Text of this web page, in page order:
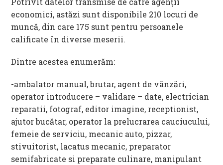
economici, astăzi sunt disponibile 210 locuri de
muncă, din care 175 sunt pentru persoanele
calificate în diverse meserii.
Dintre acestea enumerăm:
-ambalator manual, brutar, agent de vânzări,
operator introducere – validare – date, electrician
reparatii, fotograf, editor imagine, receptionist,
ajutor bucătar, operator la prelucrarea cauciucului,
femeie de serviciu, mecanic auto, pizzar,
stivuitorist, lacatus mecanic, preparator
semifabricate si preparate culinare, manipulant